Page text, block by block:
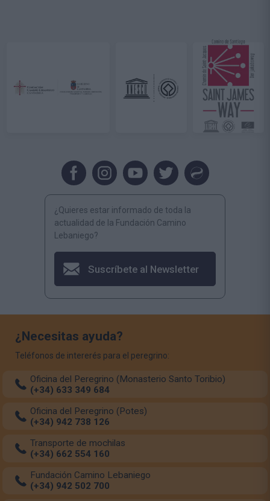
¿Quieres estar informado de toda la
actualidad de la Fundación Camino
Lebaniego?
Suscríbete al Newsletter
¿Necesitas ayuda?
Teléfonos de intererés para el peregrino:
Oficina del Peregrino (Monasterio Santo Toribio)
(+34) 633 349 684
Oficina del Peregrino (Potes)
(+34) 942 738 126
Transporte de mochilas
(+34) 662 554 160
Fundación Camino Lebaniego
(+34) 942 502 700